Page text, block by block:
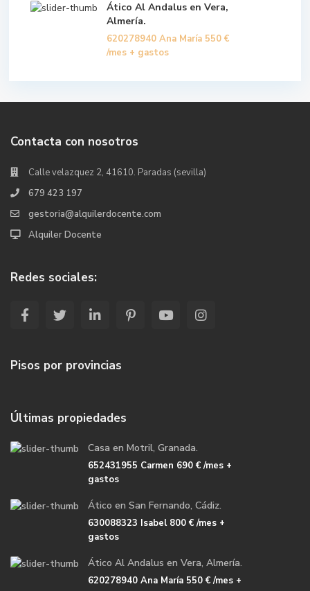
Ático Al Andalus en Vera,
Almería.
620278940 Ana María 550 €
/mes + gastos
Contacta con nosotros
Calle velazquez 2, 41610. Paradas (sevilla)
679 423 197
gestoria@alquilerdocente.com
Alquiler Docente
Redes sociales:
Pisos por provincias
Últimas propiedades
Casa en Motril, Granada.
652431955 Carmen 690 €/mes +
gastos
Ático en San Fernando, Cádiz.
630088323 Isabel800 €/mes +
gastos
Ático Al Andalus en Vera, Almería.
620278940 Ana María 550 €/mes +